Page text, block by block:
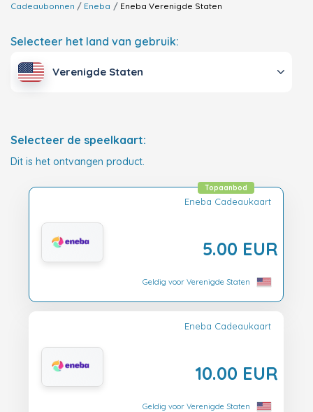
Cadeaubonnen Eneba Eneba Verenigde Staten
Selecteer het land van gebruik:
Verenigde Staten
Selecteer de speelkaart:
Dit is het ontvangen product.
Eneba Cadeaukaart
5.00 EUR
Topaanbod
Geldig voor Verenigde Staten
Eneba Cadeaukaart
10.00 EUR
Geldig voor Verenigde Staten